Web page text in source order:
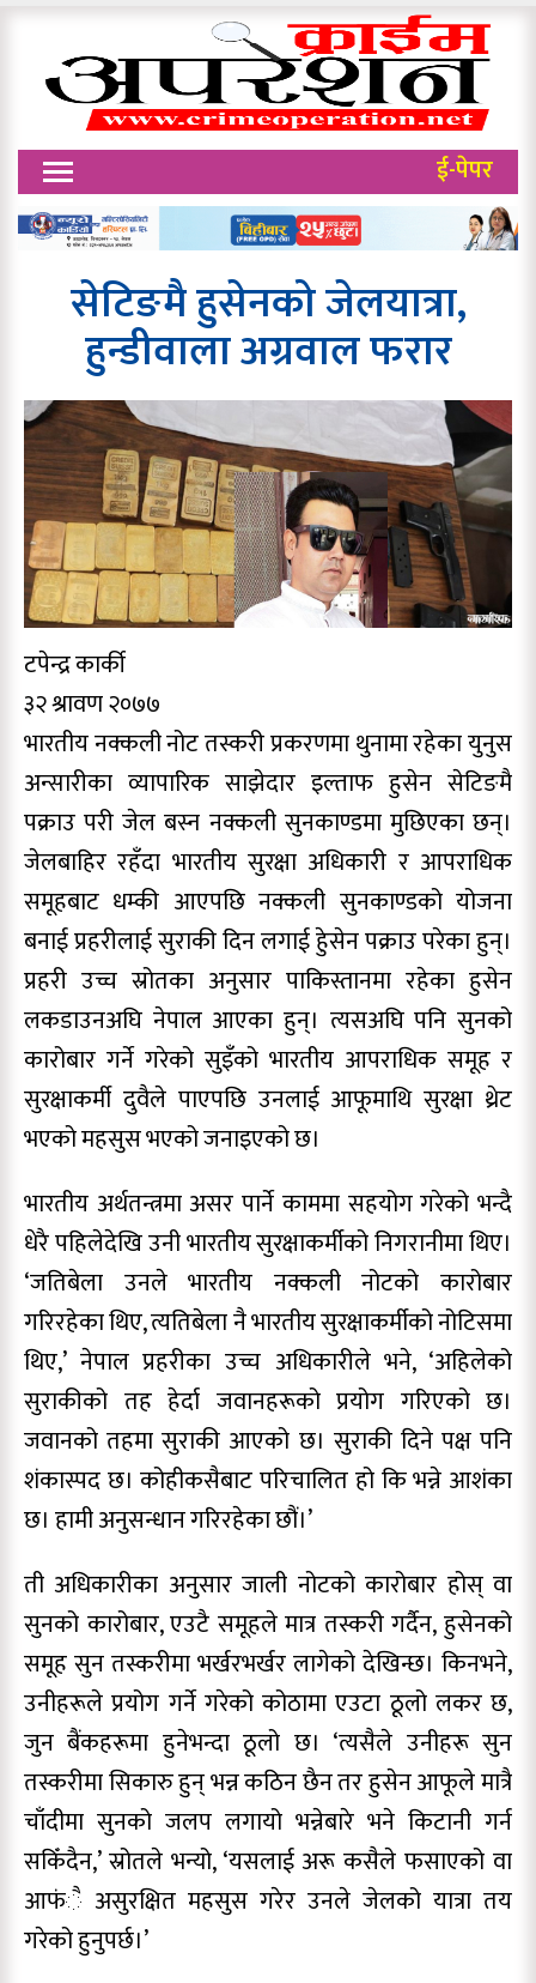
ई-पेपर
सेटिङमै हुसेनको जेलयात्रा,
हुन्डीवाला अग्रवाल फरार
टपेन्द्र कार्की
३२ श्रावण २०७७
भारतीय नक्कली नोट तस्करी प्रकरणमा थुनामा रहेका युनुस
अन्सारीका व्यापारिक साझेदार इल्ताफ हुसेन सेटिङमै
पक्राउ परी जेल बस्न नक्कली सुनकाण्डमा मुछिएका छन्।
जेलबाहिर रहँदा भारतीय सुरक्षा अधिकारी र आपराधिक
समूहबाट धम्की आएपछि नक्कली सुनकाण्डको योजना
बनाई प्रहरीलाई सुराकी दिन लगाई हुेसेन पक्राउ परेका हुन्।
प्रहरी उच्च स्रोतका अनुसार पाकिस्तानमा रहेका हुसेन
लकडाउनअघि नेपाल आएका हुन्। त्यसअघि पनि सुनको
कारोबार गर्ने गरेको सुइँको भारतीय आपराधिक समूह र
सुरक्षाकर्मी दुवैले पाएपछि उनलाई आफूमाथि सुरक्षा थ्रेट
भएको महसुस भएको जनाइएको छ।
भारतीय अर्थतन्त्रमा असर पार्ने काममा सहयोग गरेको भन्दै
धेरै पहिलेदेखि उनी भारतीय सुरक्षाकर्मीको निगरानीमा थिए।
‘जतिबेला उनले भारतीय नक्कली नोटको कारोबार
गरिरहेका थिए, त्यतिबेला नै भारतीय सुरक्षाकर्मीको नोटिसमा
थिए,’ नेपाल प्रहरीका उच्च अधिकारीले भने, ‘अहिलेको
सुराकीको तह हेर्दा जवानहरूको प्रयोग गरिएको छ।
जवानको तहमा सुराकी आएको छ। सुराकी दिने पक्ष पनि
शंकास्पद छ। कोहीकसैबाट परिचालित हो कि भन्ने आशंका
छ। हामी अनुसन्धान गरिरहेका छौं।’
ती अधिकारीका अनुसार जाली नोटको कारोबार होस् वा
सुनको कारोबार, एउटै समूहले मात्र तस्करी गर्दैन, हुसेनको
समूह सुन तस्करीमा भर्खरभर्खर लागेको देखिन्छ। किनभने,
उनीहरूले प्रयोग गर्ने गरेको कोठामा एउटा ठूलो लकर छ,
जुन बैंकहरूमा हुनेभन्दा ठूलो छ। ‘त्यसैले उनीहरू सुन
तस्करीमा सिकारु हुन् भन्न कठिन छैन तर हुसेन आफूले मात्रै
चाँदीमा सुनको जलप लगायो भन्नेबारे भने किटानी गर्न
सकिँदैन,’ स्रोतले भन्यो, ‘यसलाई अरू कसैले फसाएको वा
आफंै असुरक्षित महसुस गरेर उनले जेलको यात्रा तय
गरेको हुनुपर्छ।’